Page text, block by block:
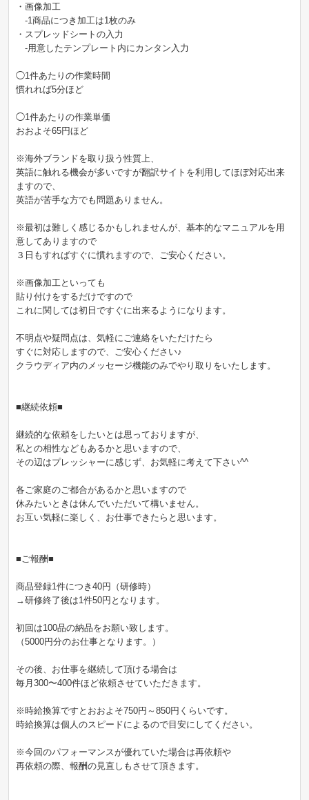
・画像加工
-1商品につき加工は1枚のみ
・スプレッドシートの入力
-用意したテンプレート内にカンタン入力
◯1件あたりの作業時間
慣れれば5分ほど
◯1件あたりの作業単価
おおよそ65円ほど
※海外ブランドを取り扱う性質上、
英語に触れる機会が多いですが翻訳サイトを利用してほぼ対応出来
ますので、
英語が苦手な方でも問題ありません。
※最初は難しく感じるかもしれませんが、基本的なマニュアルを用
意してありますので
３日もすればすぐに慣れますので、ご安心ください。
※画像加工といっても
貼り付けをするだけですので
これに関しては初日ですぐに出来るようになります。
不明点や疑問点は、気軽にご連絡をいただけたら
すぐに対応しますので、ご安心ください♪
クラウディア内のメッセージ機能のみでやり取りをいたします。
■継続依頼■
継続的な依頼をしたいとは思っておりますが、
私との相性などもあるかと思いますので、
その辺はプレッシャーに感じず、お気軽に考えて下さい^^
各ご家庭のご都合があるかと思いますので
休みたいときは休んでいただいて構いません。
お互い気軽に楽しく、お仕事できたらと思います。
■ご報酬■
商品登録1件につき40円（研修時）
→研修終了後は1件50円となります。
初回は100品の納品をお願い致します。
（5000円分のお仕事となります。）
その後、お仕事を継続して頂ける場合は
毎月300〜400件ほど依頼させていただきます。
※時給換算ですとおおよそ750円～850円くらいです。
時給換算は個人のスピードによるので目安にしてください。
※今回のパフォーマンスが優れていた場合は再依頼や
再依頼の際、報酬の見直しもさせて頂きます。